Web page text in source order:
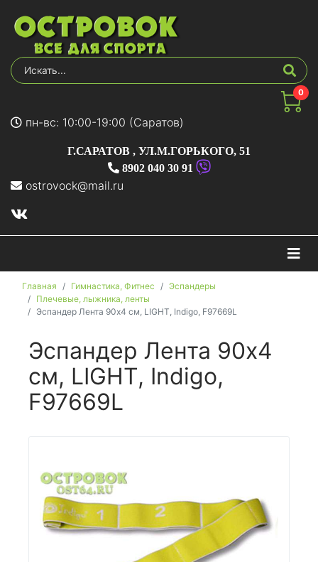
0
пн-вс: 10:00-19:00 (Саратов)
Г.САРАТОВ , УЛ.М.ГОРЬКОГО, 51
8902 040 30 91
ostrovock@mail.ru
Главная Гимнастика, Фитнес
Эспандеры
Плечевые, лыжника, ленты
Эспандер Лента 90x4 см, LIGHT, Indigo, F97669L
Эспандер Лента 90x4
см, LIGHT, Indigo,
F97669L